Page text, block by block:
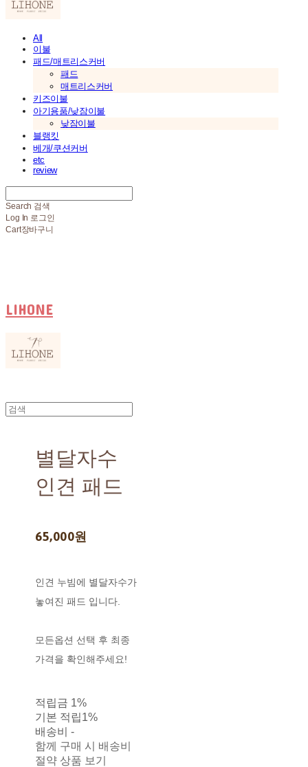
All
이불
패드/매트리스커버
패드
매트리스커버
키즈이불
아기용품/낮잠이불
낮잠이불
블랭킷
베개/쿠션커버
etc
review
Search 검색
Log In 로그인
Cart장바구니
LIHONE
별달자수
인견 패드
65,000원
인견 누빔에 별달자수가
놓여진 패드 입니다.
모든옵션 선택 후 최종
가격을 확인해주세요!
적립금 1%
기본 적립1%
배송비-
함께 구매 시 배송비
절약 상품 보기